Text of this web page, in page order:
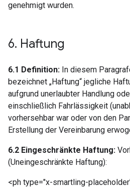
genehmigt wurden.
6. Haftung
6.1 Definition: In diesem
bezeichnet „Haftung“ jegliche
aufgrund unerlaubter Handlung
einschließlich Fahrlässigkeit
vorhersehbar war oder von den
Erstellung der Vereinbarung
6.2 Eingeschränkte Haftung:
(Uneingeschränkte Haftung):
<ph type="x-smartling-